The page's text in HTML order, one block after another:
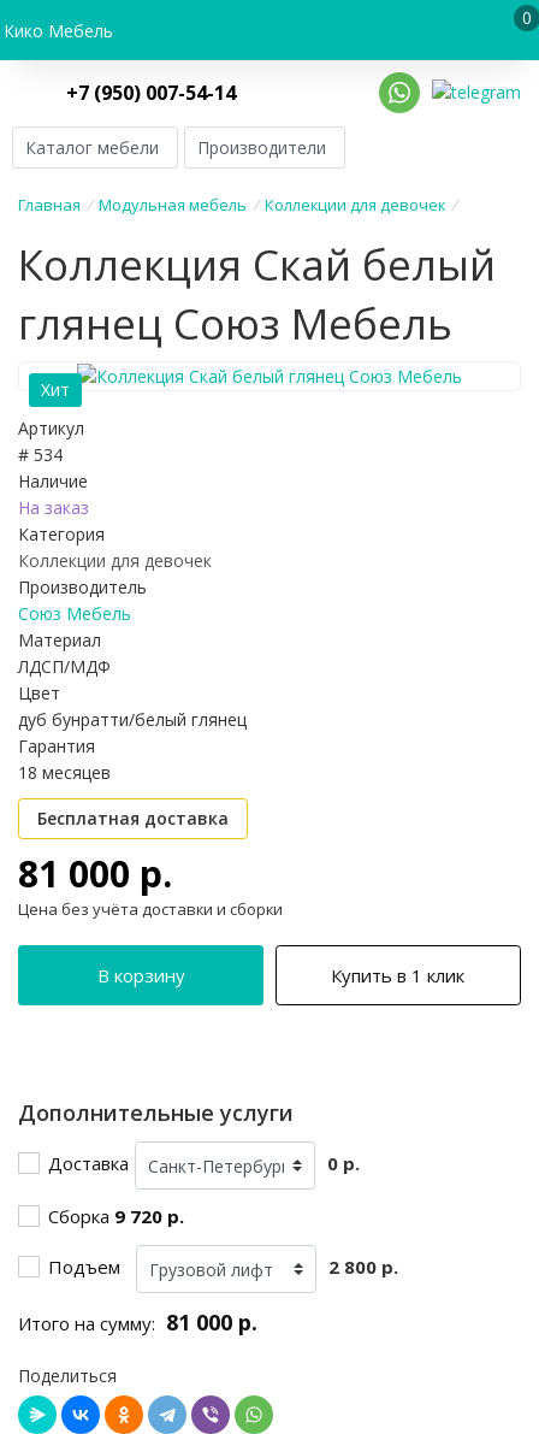
Кико Мебель
0
+7 (950) 007-54-14
Каталог мебели Производители
Главная / Модульная мебель / Коллекции для девочек /
Коллекция Скай белый
глянец Союз Мебель
Хит
Артикул
# 534
Наличие
На заказ
Категория
Коллекции для девочек
Производитель
Союз Мебель
Материал
ЛДСП/МДФ
Цвет
дуб бунратти/белый глянец
Гарантия
18 месяцев
Бесплатная доставка
81 000 р.
Цена без учёта доставки и сборки
В корзину Купить в 1 клик
Дополнительные услуги
Доставка 0 р.
Сборка 9 720 р.
Подъем 2 800 р.
Итого на сумму: 81 000 р.
Поделиться